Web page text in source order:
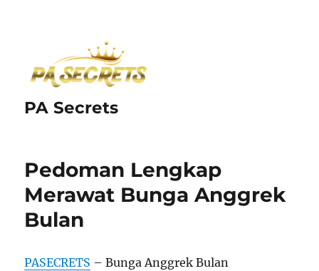
PA Secrets
Pedoman Lengkap
Merawat Bunga Anggrek
Bulan
PASECRETS – Bunga Anggrek Bulan